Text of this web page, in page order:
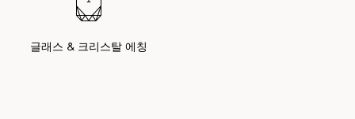
글래스 & 크리스탈 에칭